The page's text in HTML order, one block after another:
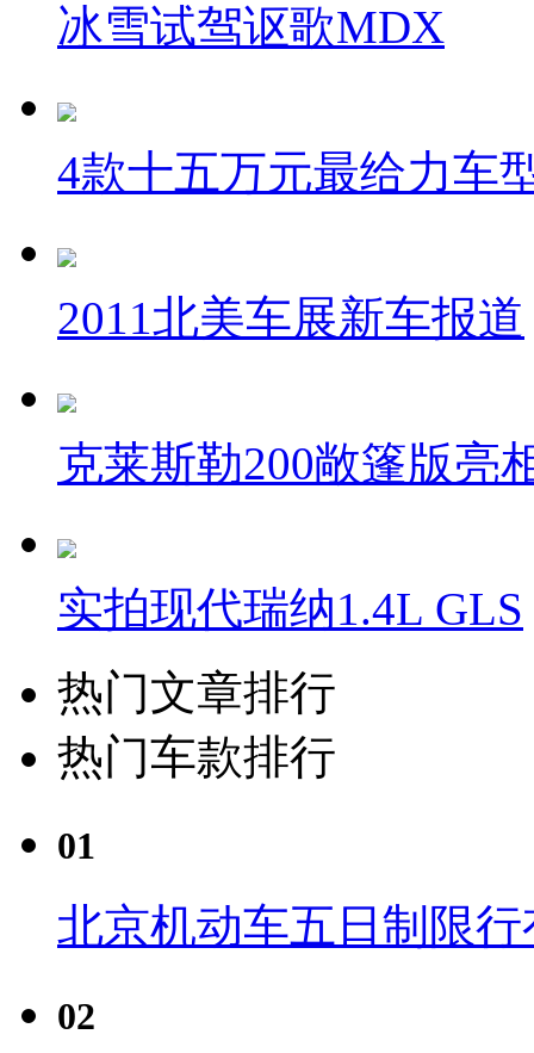
冰雪试驾讴歌MDX
4款十五万元最给力车
2011北美车展新车报道
克莱斯勒200敞篷版亮
实拍现代瑞纳1.4L GLS
热门文章排行
热门车款排行
01
北京机动车五日制限
02